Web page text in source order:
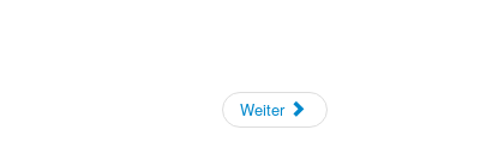
Weiter